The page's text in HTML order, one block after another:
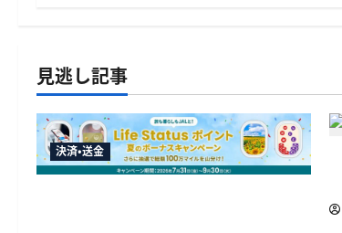
見逃し記事
決済・送金